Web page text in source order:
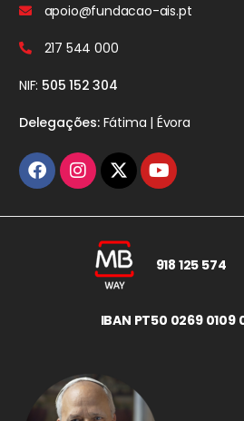
apoio@fundacao-ais.pt
217 544 000
NIF: 505 152 304
Delegações:Fátima | Évora
918 125 574
IBAN PT50 0269 0109